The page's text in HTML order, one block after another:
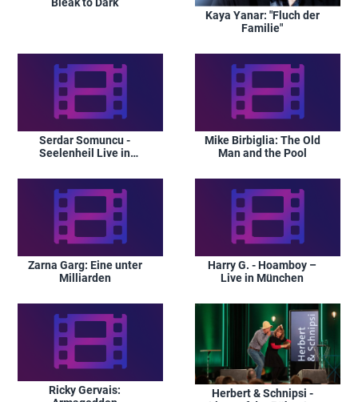
Kaya Yanar: "Fluch der
Familie"
Serdar Somuncu -
Seelenheil Live in
Mike Birbiglia: The Old
Man and the Pool
Zarna Garg: Eine unter
Milliarden
Harry G. - Hoamboy –
Live in München
Ricky Gervais:
Herbert & Schnipsi -